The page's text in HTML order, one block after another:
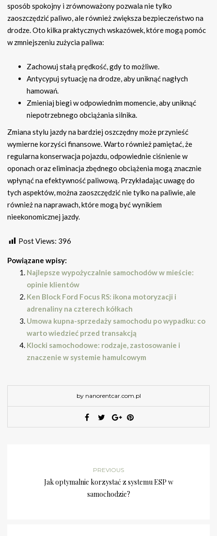
sposób spokojny i zrównoważony pozwala nie tylko
zaoszczędzić paliwo, ale również zwiększa bezpieczeństwo na
drodze. Oto kilka praktycznych wskazówek, które mogą pomóc
w zmniejszeniu zużycia paliwa:
Zachowuj stałą prędkość, gdy to możliwe.
Antycypuj sytuację na drodze, aby uniknąć nagłych
hamowań.
Zmieniaj biegi w odpowiednim momencie, aby uniknąć
niepotrzebnego obciążania silnika.
Zmiana stylu jazdy na bardziej oszczędny może przynieść
wymierne korzyści finansowe. Warto również pamiętać, że
regularna konserwacja pojazdu, odpowiednie ciśnienie w
oponach oraz eliminacja zbędnego obciążenia mogą znacznie
wpłynąć na efektywność paliwową. Przykładając uwagę do
tych aspektów, można zaoszczędzić nie tylko na paliwie, ale
również na naprawach, które mogą być wynikiem
nieekonomicznej jazdy.
Post Views: 396
Powiązane wpisy:
Najlepsze wypożyczalnie samochodów w mieście:
opinie klientów
Ken Block Ford Focus RS: ikona motoryzacji i
adrenaliny na czterech kółkach
Umowa kupna-sprzedaży samochodu po wypadku: co
warto wiedzieć przed transakcją
Klocki samochodowe: rodzaje, zastosowanie i
znaczenie w systemie hamulcowym
by nanorentcar.com.pl
PREVIOUS
Jak optymalnie korzystać z systemu ESP w
samochodzie?